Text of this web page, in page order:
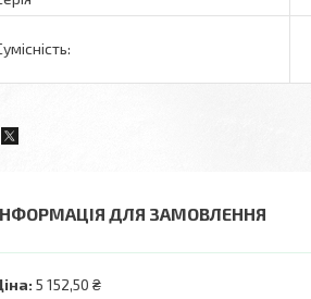
ДЛЯ ЗАМОВЛЕННЯ
5 152,50 ₴